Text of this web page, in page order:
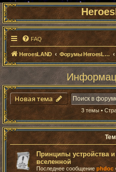
FAQ
HeroesLAND Форумы HeroesLAND
Новая тема
3 темы •
Принципы устройства
вселенной
Последнее сообщениеphdoc